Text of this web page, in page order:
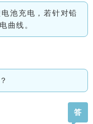
池充电，若针对铅
曲线。
答